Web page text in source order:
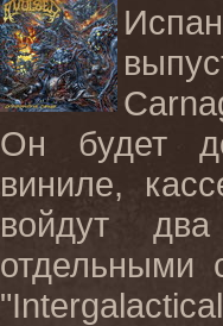
Он будет
виниле,
войдут
отдельными
"Intergalactical